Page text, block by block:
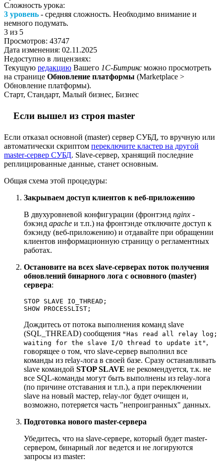
Сложность урока:
3 уровень - средняя сложность. Необходимо внимание и
немного подумать.
3 из 5
Просмотров: 43747
Дата изменения: 02.11.2025
Недоступно в лицензиях:
Текущую редакцию Вашего 1С-Битрикс можно просмотреть
на странице Обновление платформы (Marketplace >
Обновление платформы).
Старт, Стандарт, Малый бизнес, Бизнес
Если вышел из строя master
Если отказал основной (master) сервер СУБД, то вручную или
автоматически скриптом переключите кластер на другой
master-сервер СУБД. Slave-сервер, хранящий последние
реплицированные данные, станет основным.
Общая схема этой процедуры:
Закрываем доступ клиентов к веб-приложению
В двухуровневой конфигурации (фронтэнд nginx -
бэкэнд apache и т.п.) на фронтэнде отключите доступ к
бэкэнду (веб-приложению) и отдавайте при обращении
клиентов информационную страницу о регламентных
работах.
Остановите на всех slave-серверах поток получения
обновлений бинарного лога с основного (master)
сервера:
STOP SLAVE IO_THREAD;
Дождитесь от потока выполнения команд slave
(SQL_THREAD) сообщения "Has read all relay log;
waiting for the slave I/O thread to update it" ,
говорящее о том, что slave-сервер выполнил все
команды из relay-лога в своей базе. Сразу останавливать
slave командой STOP SLAVE не рекомендуется, т.к. не
все SQL-команды могут быть выполнены из relay-лога
(по причине отставания и т.п.), а при переключении
slave на новый мастер, relay-лог будет очищен и,
возможно, потеряется часть "непроигранных" данных.
Подготовка нового master-сервера
Убедитесь, что на slave-сервере, который будет master-
сервером, бинарный лог ведется и не логируются
запросы из master: